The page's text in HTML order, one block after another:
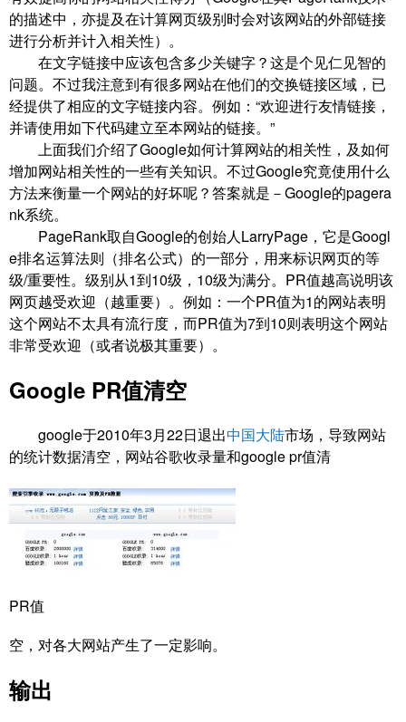
的描述中，亦提及在计算网页级别时会对该网站的外部链接
进行分析并计入相关性）。
在文字链接中应该包含多少关键字？这是个见仁见智的
问题。不过我注意到有很多网站在他们的交换链接区域，已
经提供了相应的文字链接内容。例如：“欢迎进行友情链接，
并请使用如下代码建立至本网站的链接。”
上面我们介绍了Google如何计算网站的相关性，及如何
增加网站相关性的一些有关知识。不过Google究竟使用什么
方法来衡量一个网站的好坏呢？答案就是－Google的pagera
nk系统。
PageRank取自Google的创始人LarryPage，它是Googl
e排名运算法则（排名公式）的一部分，用来标识网页的等
级/重要性。级别从1到10级，10级为满分。PR值越高说明该
网页越受欢迎（越重要）。例如：一个PR值为1的网站表明
这个网站不太具有流行度，而PR值为7到10则表明这个网站
非常受欢迎（或者说极其重要）。
Google PR值清空
google于2010年3月22日退出中国大陆市场，导致网站
的统计数据清空，网站谷歌收录量和google pr值清
PR值
空，对各大网站产生了一定影响。
输出